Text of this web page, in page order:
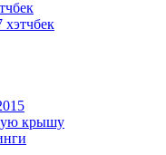
хэтчбек
крышу